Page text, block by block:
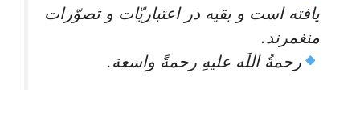
یافته است و بقیه در اعتباریّات و تصوّرات
منغمرند.
رحمةُ اللَه علیهِ رحمةً واسعة.